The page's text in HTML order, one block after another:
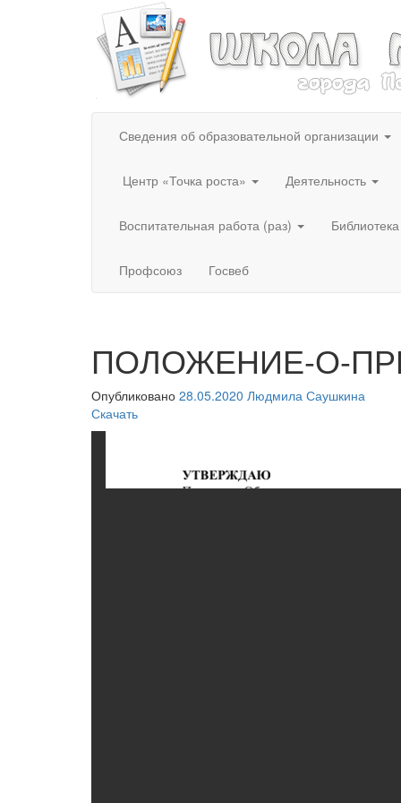
Сведения об образовательной организации
Центр «Точка роста» Деятельность
Воспитательная работа (раз) Библиотека
Профсоюз Госвеб
ПОЛОЖЕНИЕ-О-
Опубликовано 28.05.2020 Людмила Саушкина
Скачать